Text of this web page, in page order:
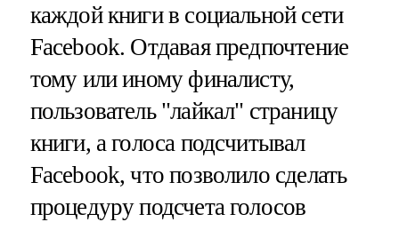
каждой книги в социальной сети
Facebook. Отдавая предпочтение
тому или иному финалисту,
пользователь "лайкал" страницу
книги, а голоса подcчитывал
Facebook, что позволило сделать
процедуру подсчета голосов